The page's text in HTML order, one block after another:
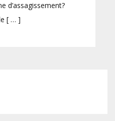
d’assagissement?
[ … ]